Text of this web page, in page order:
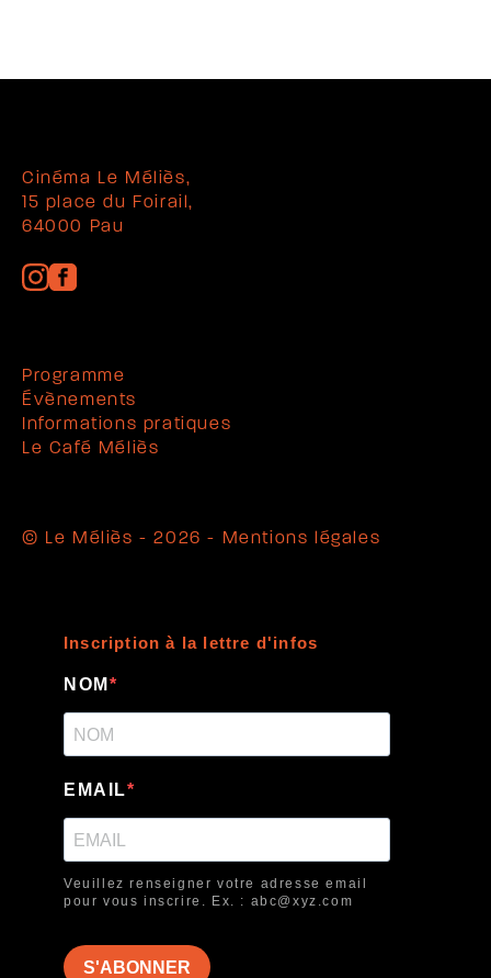
Cinéma Le Méliès,
15 place du Foirail,
64000 Pau
Programme
Évènements
Informations pratiques
Le Café Méliès
© Le Méliès - 2026 - Mentions légales
Inscription à la lettre d'infos
NOM
EMAIL
Veuillez renseigner votre adresse email
pour vous inscrire. Ex. : abc@xyz.com
S'ABONNER